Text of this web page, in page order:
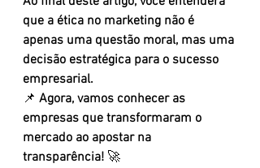
que a ética no marketing não é
apenas uma questão moral, mas uma
decisão estratégica para o sucesso
empresarial.
📌 Agora, vamos conhecer as
empresas que transformaram o
mercado ao apostar na
transparência! 🚀